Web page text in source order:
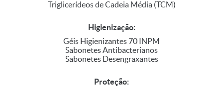
Triglicerídeos de Cadeia Média (TCM)
Higienização:
Géis Higienizantes 70 INPM
Sabonetes Antibacterianos
Sabonetes Desengraxantes
Proteção: